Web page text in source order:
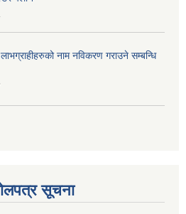
नाम नविकरण गराउने सम्बन्धि
सूचना